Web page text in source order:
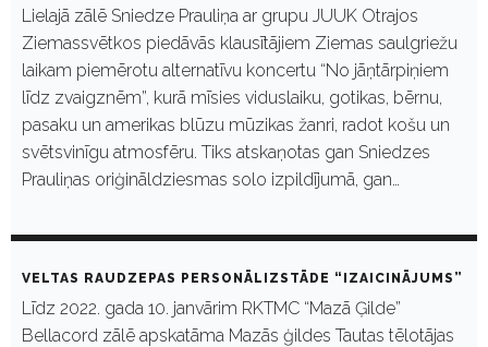
Lielajā zālē Sniedze Prauliņa ar grupu JUUK Otrajos
Ziemassvētkos piedāvās klausītājiem Ziemas saulgriežu
laikam piemērotu alternatīvu koncertu “No jāņtārpiņiem
līdz zvaigznēm”, kurā mīsies viduslaiku, gotikas, bērnu,
pasaku un amerikas blūzu mūzikas žanri, radot košu un
svētsvinīgu atmosfēru. Tiks atskaņotas gan Sniedzes
Prauliņas oriģināldziesmas solo izpildījumā, gan…
VELTAS RAUDZEPAS PERSONĀLIZSTĀDE “IZAICINĀJUMS”
Līdz 2022. gada 10. janvārim RKTMC “Mazā Ģilde”
Bellacord zālē apskatāma Mazās ģildes Tautas tēlotājas